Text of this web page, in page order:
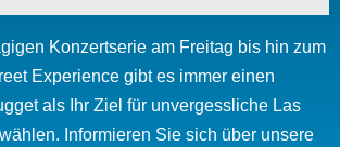
Konzertserie am Freitag bis hin zum
Experience gibt es immer einen
als Ihr Ziel für unvergessliche Las
Informieren Sie sich über unsere